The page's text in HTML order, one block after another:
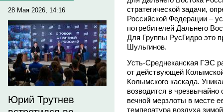
28 Мая 2026, 14:16
Юрий Трутнев
стратегической задачи,
Российской Федерации –
потребителей Дальнего
Для Группы РусГидро это
Шульгинов.
Усть-Среднеканская ГЭС
от действующей
Колымского каскада.
возводится в
вечной мерзлоты в месте
температура воздуха